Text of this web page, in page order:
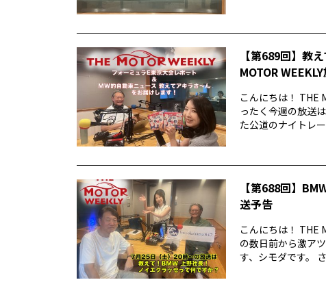
【第689回】教
MOTOR
こんにちは！ THE
ったく今週の放送
た公道のナイトレ
【第688回】
送予告
こんにちは！ THE
の数日前から激ア
す、シモダです。